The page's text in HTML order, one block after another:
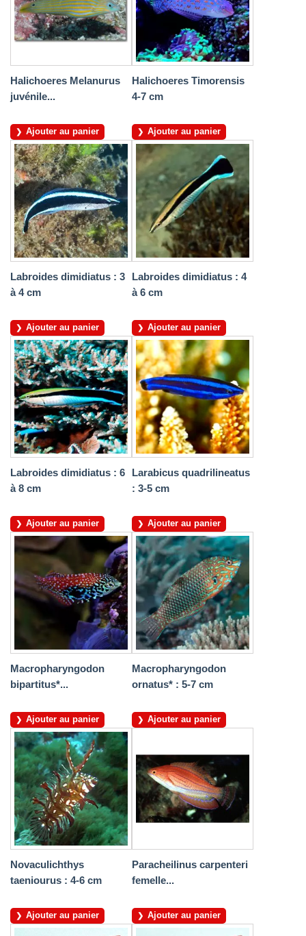
Halichoeres Melanurus
juvénile...
Ajouter au panier
Halichoeres Timorensis
4-7 cm
Ajouter au panier
Labroides dimidiatus : 3
à 4 cm
Ajouter au panier
Labroides dimidiatus : 4
à 6 cm
Ajouter au panier
Labroides dimidiatus : 6
à 8 cm
Ajouter au panier
Larabicus quadrilineatus
: 3-5 cm
Ajouter au panier
Macropharyngodon
bipartitus*...
Ajouter au panier
Macropharyngodon
ornatus* : 5-7 cm
Ajouter au panier
Novaculichthys
taeniourus : 4-6 cm
Ajouter au panier
Paracheilinus carpenteri
femelle...
Ajouter au panier